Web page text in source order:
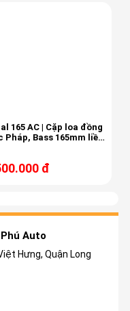
165 AC | Cặp loa đồng
Pháp, Bass 165mm liền
đ
Auto
Hưng, Quận Long